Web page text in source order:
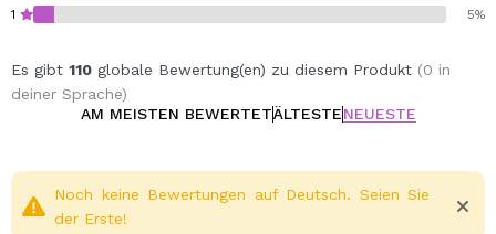
1 5%
Es gibt 110 globale Bewertung(en) zu diesem Produkt (0 in
deiner Sprache)
AM MEISTEN BEWERTETÄLTESTENEUESTE
Noch keine Bewertungen auf Deutsch. Seien Sie
der Erste!